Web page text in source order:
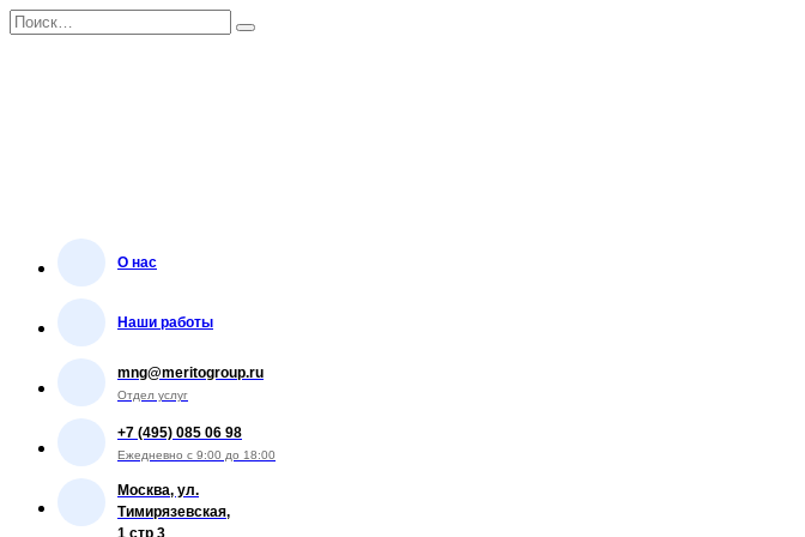
Перейти
к
Search
for:
О нас
Наши работы
mng@meritogroup.ru
Отдел услуг
+7 (495) 085 06 98
Ежедневно с 9:00 до 18:00
Москва, ул.
Тимирязевская,
1 стр 3